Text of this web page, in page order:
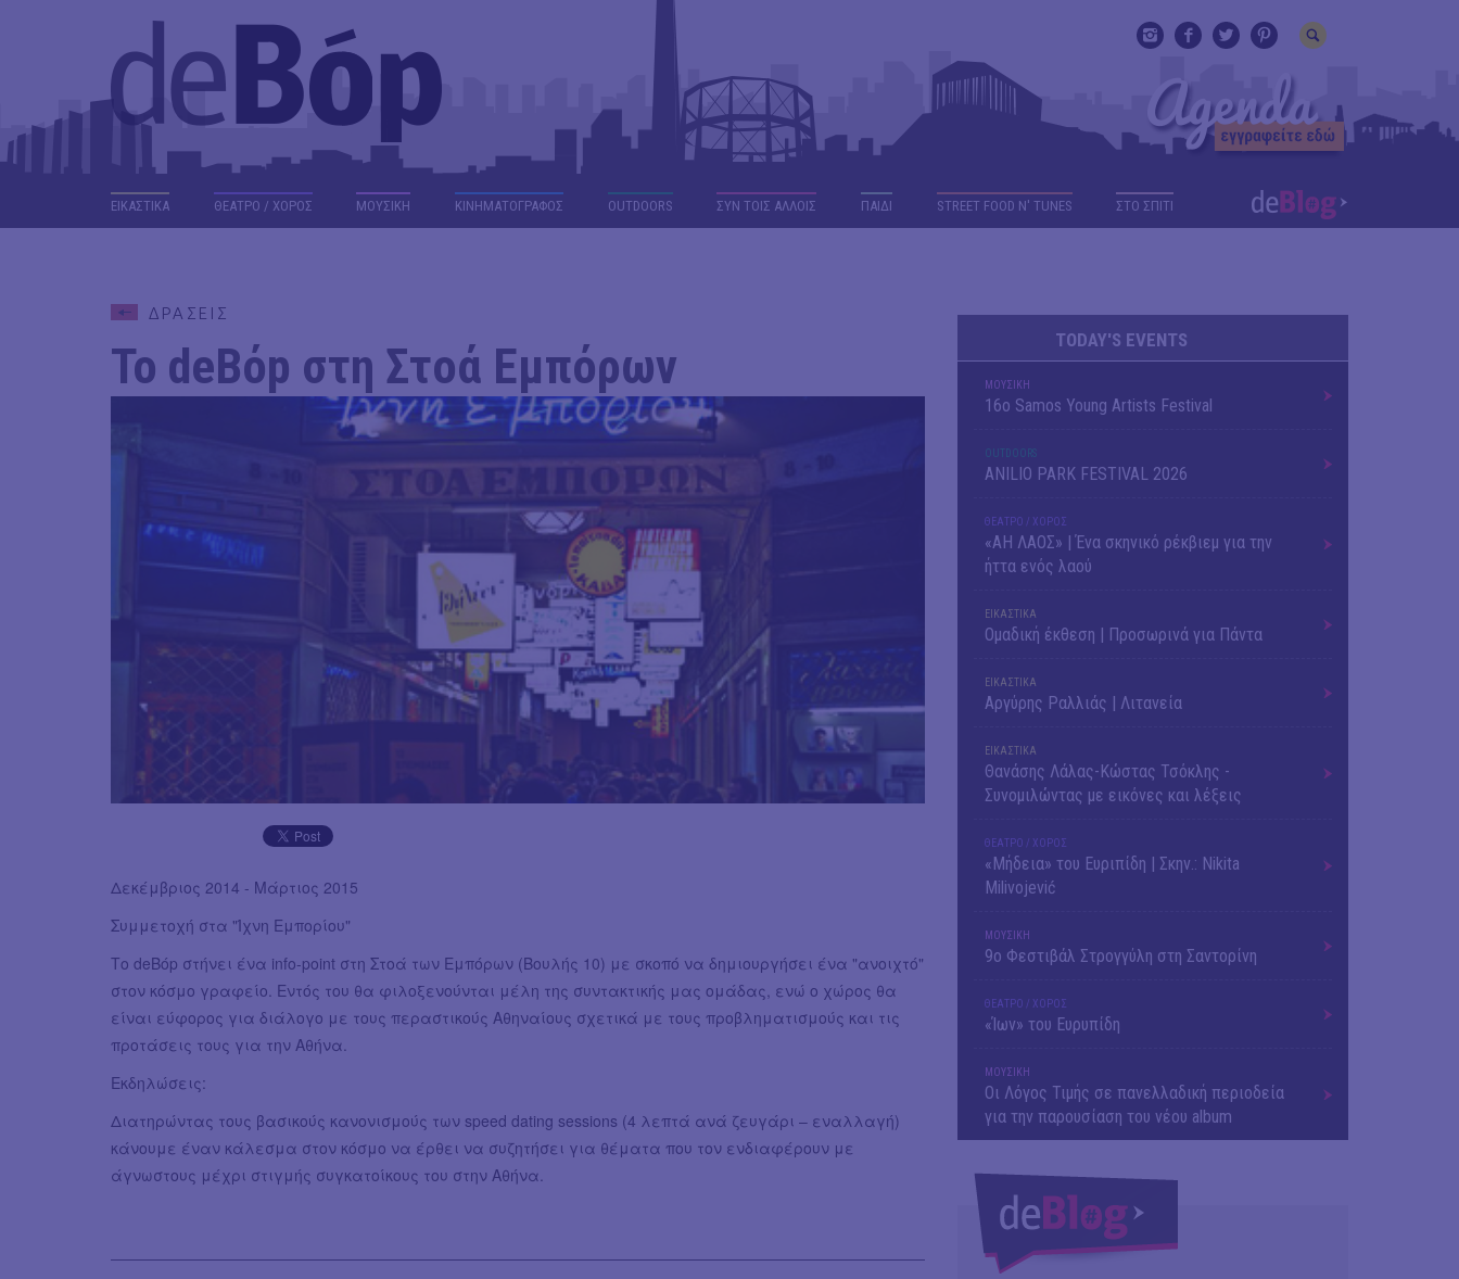
ΕΙΚΑΣΤΙΚΑ ΘΕΑΤΡΟ / ΧΟΡΟΣ ΜΟΥΣΙΚΗ ΚΙΝΗΜΑΤΟΓΡΑΦΟΣ OUTDΟORS ΣΥΝ ΤΟΙΣ ΑΛΛΟΙΣ ΠΑΙΔΙ STREET FOOD N' TUNES ΣΤΟ ΣΠΙΤΙ
ΔΡΑΣΕΙΣ
Το deBόp στη Στοά Εμπόρων
Δεκέμβριος 2014 - Μάρτιος 2015
Συμμετοχή στα "Ίχνη Εμπορίου"
Το deΒόp στήνει ένα info-point στη Στοά των Εμπόρων (Βουλής 10) με σκοπό να δημιουργήσει ένα "ανοιχτό"
στον κόσμο γραφείο. Εντός του θα φιλοξενούνται μέλη της συντακτικής μας ομάδας, ενώ ο χώρος θα
είναι εύφορος για διάλογο με τους περαστικούς Αθηναίους σχετικά με τους προβληματισμούς και τις
προτάσεις τους για την Αθήνα.
Εκδηλώσεις:
Διατηρώντας τους βασικούς κανονισμούς των speed dating sessions (4 λεπτά ανά ζευγάρι – εναλλαγή)
κάνουμε έναν κάλεσμα στον κόσμο να έρθει να συζητήσει για θέματα που τον ενδιαφέρουν με
άγνωστους μέχρι στιγμής συγκατοίκους του στην Αθήνα.
TODAY'S EVENTS
ΜΟΥΣΙΚΗ
16o Samos Young Artists Festival
OUTDΟORS
ANILIO PARK FESTIVAL 2026
ΘΕΑΤΡΟ / ΧΟΡΟΣ
«ΑΗ ΛΑΟΣ» | Ένα σκηνικό ρέκβιεμ για την
ήττα ενός λαού
ΕΙΚΑΣΤΙΚΑ
Ομαδική έκθεση | Προσωρινά για Πάντα
ΕΙΚΑΣΤΙΚΑ
Αργύρης Ραλλιάς | Λιτανεία
ΕΙΚΑΣΤΙΚΑ
Θανάσης Λάλας-Κώστας Τσόκλης -
Συνομιλώντας με εικόνες και λέξεις
ΘΕΑΤΡΟ / ΧΟΡΟΣ
«Μήδεια» του Ευριπίδη | Σκην.: Nikita
Milivojević
ΜΟΥΣΙΚΗ
9o Φεστιβάλ Στρογγύλη στη Σαντορίνη
ΘΕΑΤΡΟ / ΧΟΡΟΣ
«Ίων» του Ευρυπίδη
ΜΟΥΣΙΚΗ
Οι Λόγος Τιμής σε πανελλαδική περιοδεία
για την παρουσίαση του νέου album